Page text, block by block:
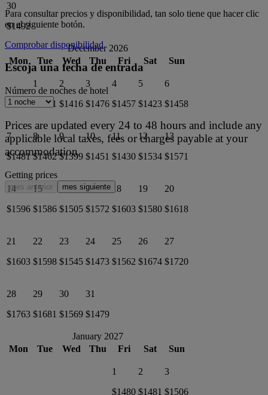
30
$1492
December 2026
Mon
Tue Wed Thu Fri Sat Sun
1
$1471
2
$1416
3
$1476
4
$1457
5
$1423
6
$1458
7
$1481
8
$1462
9
$1399
10
$1451
11
$1430
12
$1534
13
$1571
14
$1596
15
$1586
16
$1505
17
$1572
18
$1603
19
$1580
20
$1618
21
$1603
22
$1598
23
$1545
24
$1473
25
$1562
26
$1674
27
$1720
28
$1763
29
$1681
30
$1569
31
$1479
January 2027
Mon
Tue Wed Thu Fri Sat Sun
1
$1480
2
$1481
3
$1506
Para consultar precios y disponibilidad, tan solo tiene que hacer clic
en el siguiente botón.
Comprobar disponibilidad
Escoja una fecha de entrada
Número de noches de hotel
Prices are updated every 24 to 48 hours and include any
applicable local taxes, fees or charges payable at your
accommodation.
Getting prices
mes anterior mes siguiente